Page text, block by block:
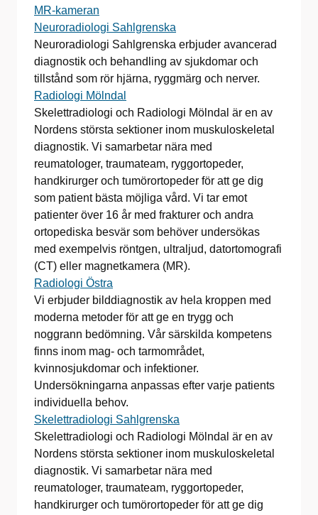
MR-kameran
Neuroradiologi Sahlgrenska
Neuroradiologi Sahlgrenska erbjuder avancerad
diagnostik och behandling av sjukdomar och
tillstånd som rör hjärna, ryggmärg och nerver.
Radiologi Mölndal
Skelettradiologi och Radiologi Mölndal är en av
Nordens största sektioner inom muskuloskeletal
diagnostik. Vi samarbetar nära med
reumatologer, traumateam, ryggortopeder,
handkirurger och tumörortopeder för att ge dig
som patient bästa möjliga vård. Vi tar emot
patienter över 16 år med frakturer och andra
ortopediska besvär som behöver undersökas
med exempelvis röntgen, ultraljud, datortomografi
(CT) eller magnetkamera (MR).
Radiologi Östra
Vi erbjuder bilddiagnostik av hela kroppen med
moderna metoder för att ge en trygg och
noggrann bedömning. Vår särskilda kompetens
finns inom mag- och tarmområdet,
kvinnosjukdomar och infektioner.
Undersökningarna anpassas efter varje patients
individuella behov.
Skelettradiologi Sahlgrenska
Skelettradiologi och Radiologi Mölndal är en av
Nordens största sektioner inom muskuloskeletal
diagnostik. Vi samarbetar nära med
reumatologer, traumateam, ryggortopeder,
handkirurger och tumörortopeder för att ge dig